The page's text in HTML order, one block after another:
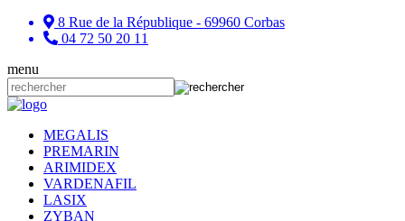
8 Rue de la République - 69960 Corbas
04 72 50 20 11
menu
MEGALIS
PREMARIN
ARIMIDEX
VARDENAFIL
LASIX
ZYBAN